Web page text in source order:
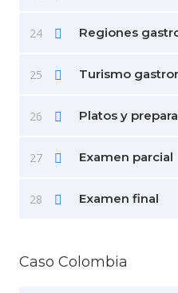
24 Regiones
25 Turismo
26 Platos y
27 Examen parcial
28 Examen final
Caso Colombia